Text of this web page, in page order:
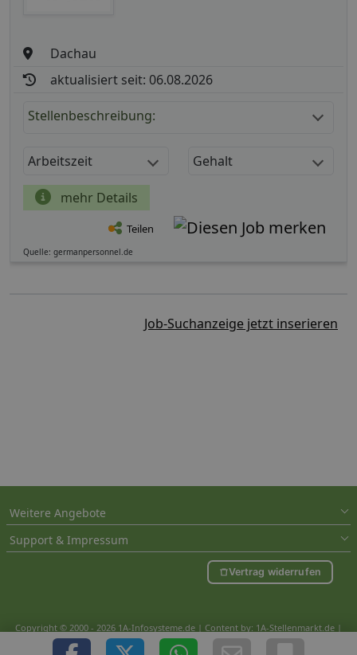
Dachau
aktualisiert seit: 06.08.2026
Stellenbeschreibung:
Arbeitszeit Gehalt
mehr Details
Teilen
Quelle: germanpersonnel.de
Job-Suchanzeige jetzt inserieren
Weitere Angebote
Support & Impressum
Vertrag widerrufen
Copyright © 2000 - 2026 1A-Infosysteme.de | Content by: 1A-Stellenmarkt.de |
06.08.2026| CFo: nur_Artikel|SEO_anpassung ( 1.500)